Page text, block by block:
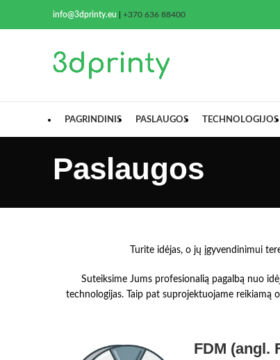
info@3dprinty.eu +370 636 88400
PAGRINDINIS PASLAUGOS TECHNOLOGIJOS
Paslaugos
Turite idėjas, o jų įgyvendinimui
Suteiksime Jums profesionalią pagalbą nuo
technologijas. Taip pat suprojektuojame reikiamą
FDM (angl.